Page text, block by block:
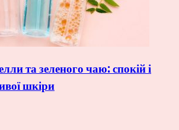
та зеленого чаю: спокій і
шкіри